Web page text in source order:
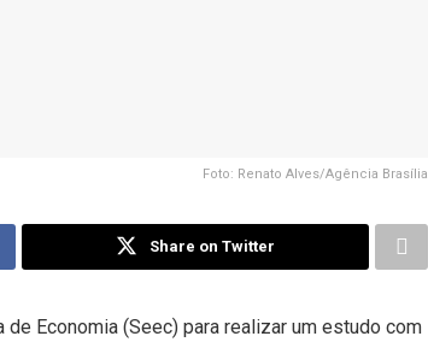
Foto: Renato Alves/Agência Brasília
Share on Twitter
Economia (Seec) para realizar um estudo com